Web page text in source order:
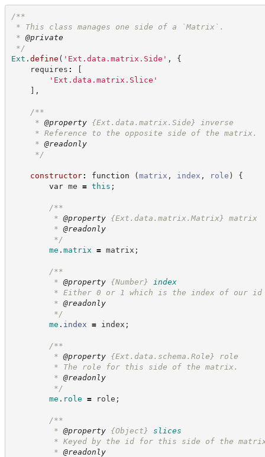
/**
* This class manages one side of a `Matrix`.
* @private
*/
Ext . define ( ' Ext.data.matrix.Side ' ,
{
requires :
[
' Ext.data.matrix.Slice '
] ,
/**
* @property {Ext.data.matrix.Side} inverse
* Reference to the opposite side of the matrix.
* @readonly
*/
constructor: function (matrix , index , role )
{
var me = this ;
/**
* @property {Ext.data.matrix.Matrix} matrix
* @readonly
*/
me . matrix = matrix ;
/**
* @property {Number}
index
* Either 0 or 1 which is the index of our id
* @readonly
*/
me . index = index ;
/**
* @property {Ext.data.schema.Role} role
* The role for this side of the matrix.
* @readonly
*/
me . role = role ;
/**
* @property {Object}
slices
* Keyed by the id for this side of the matrix
* @readonly